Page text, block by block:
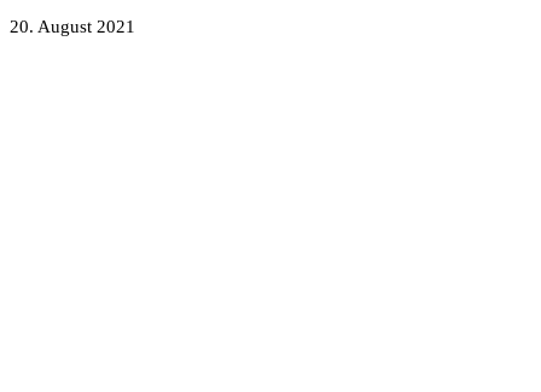
20. August 2021